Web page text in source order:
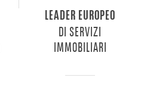
LEADER EUROPEO
DI SERVIZI
IMMOBILIARI